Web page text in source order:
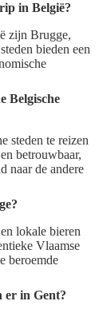
in België?
zijn Brugge,
bieden een
Belgische
steden te reizen
betrouwbaar,
naar de andere
lokale bieren
Vlaamse
beroemde
er in Gent?